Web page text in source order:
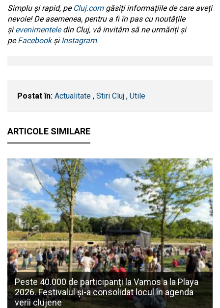
Simplu și rapid, pe Cluj.comgăsiți informațiile de care aveți
nevoie! De asemenea, pentru a fi în pas cu noutățile
șievenimenteledin Cluj, vă invităm să ne urmăriți și
peFacebookșiInstagram.
Postat în: Actualitate , Stiri Cluj , Utile
ARTICOLE SIMILARE
Peste 40.000 de participanți la Vamos a la Playa
2026. Festivalul și-a consolidat locul în agenda
verii clujene